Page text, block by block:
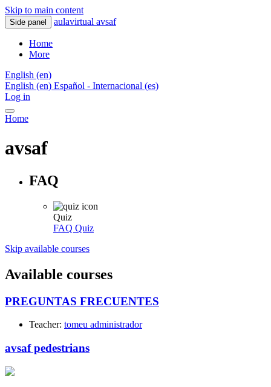
Skip to main content
Side panel aulavirtual avsaf
Home
More
English ‎(en)‎
English ‎(en)‎ Español - Internacional ‎(es)‎
Log in
Home
avsaf
FAQ
Quiz
FAQ Quiz
Skip available courses
Available courses
PREGUNTAS FRECUENTES
Teacher: tomeu administrador
avsaf pedestrians